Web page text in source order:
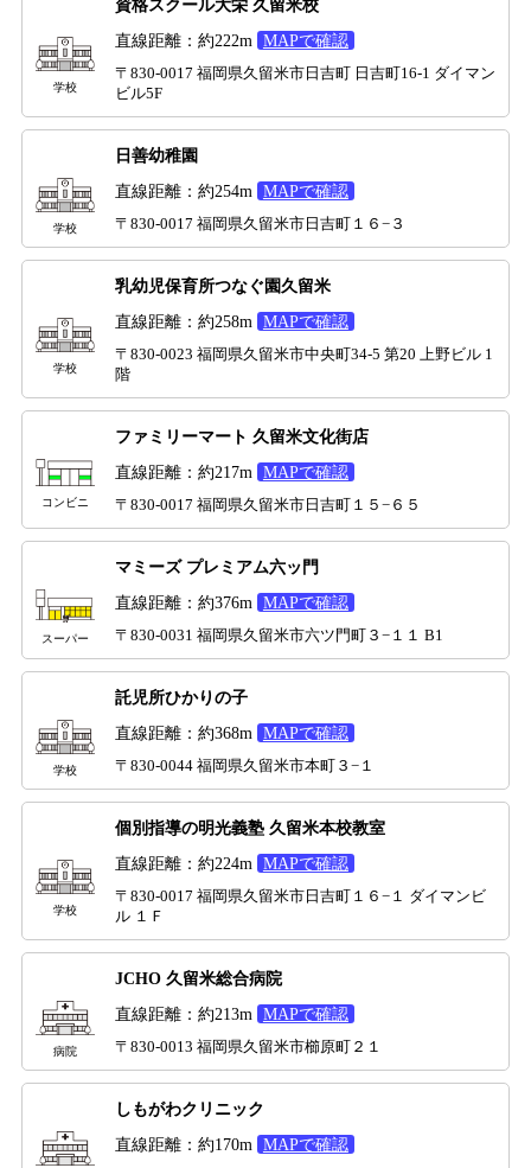
学校
資格スクール大栄 久留米校
直線距離：約222m MAPで確認
〒830-0017 福岡県久留米市日吉町 日吉町16-1 ダイマン
ビル5F
学校
日善幼稚園
直線距離：約254m MAPで確認
〒830-0017 福岡県久留米市日吉町１６−３
学校
乳幼児保育所つなぐ園久留米
直線距離：約258m MAPで確認
〒830-0023 福岡県久留米市中央町34-5 第20 上野ビル 1
階
コンビニ
ファミリーマート 久留米文化街店
直線距離：約217m MAPで確認
〒830-0017 福岡県久留米市日吉町１５−６５
スーパー
マミーズ プレミアム六ッ門
直線距離：約376m MAPで確認
〒830-0031 福岡県久留米市六ツ門町３−１１ B1
学校
託児所ひかりの子
直線距離：約368m MAPで確認
〒830-0044 福岡県久留米市本町３−１
学校
個別指導の明光義塾 久留米本校教室
直線距離：約224m MAPで確認
〒830-0017 福岡県久留米市日吉町１６−１ ダイマンビ
ル １Ｆ
病院
JCHO 久留米総合病院
直線距離：約213m MAPで確認
〒830-0013 福岡県久留米市櫛原町２１
しもがわクリニック
直線距離：約170m MAPで確認